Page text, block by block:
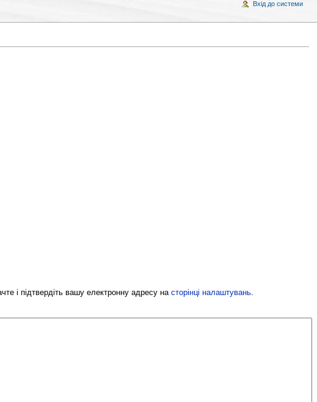
і підтвердіть вашу електронну адресу на сторінці налаштувань.
Вхід до системи